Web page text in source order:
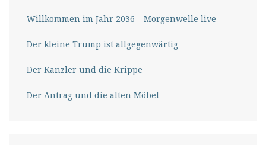
Willkommen im Jahr 2036 – Morgenwelle live
Der kleine Trump ist allgegenwärtig
Der Kanzler und die Krippe
Der Antrag und die alten Möbel